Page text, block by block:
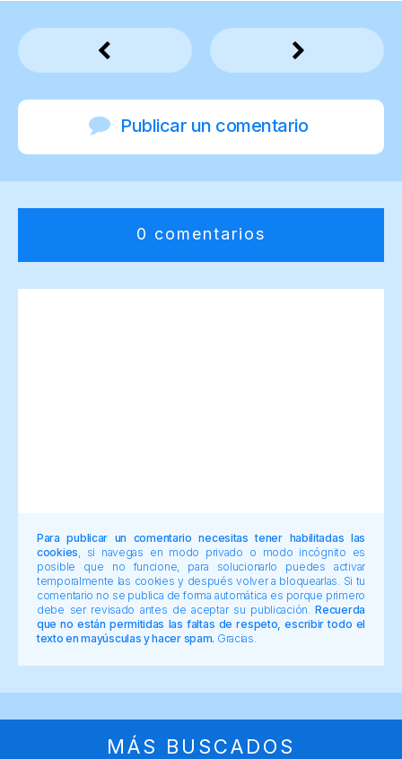
Publicar un comentario
0 comentarios
Para publicar un comentario necesitas tener habilitadas las
cookies , si navegas en modo privado o modo incógnito es
posible que no funcione, para solucionarlo puedes activar
temporalmente las cookies y después volver a bloquearlas. Si tu
comentario no se publica de forma automática es porque primero
debe ser revisado antes de aceptar su publicación.Recuerda
que no están permitidas las faltas de respeto, escribir todo el
texto en mayúsculas y hacer spam. Gracias.
MÁS BUSCADOS